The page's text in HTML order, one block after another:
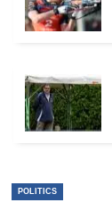
POLITICS